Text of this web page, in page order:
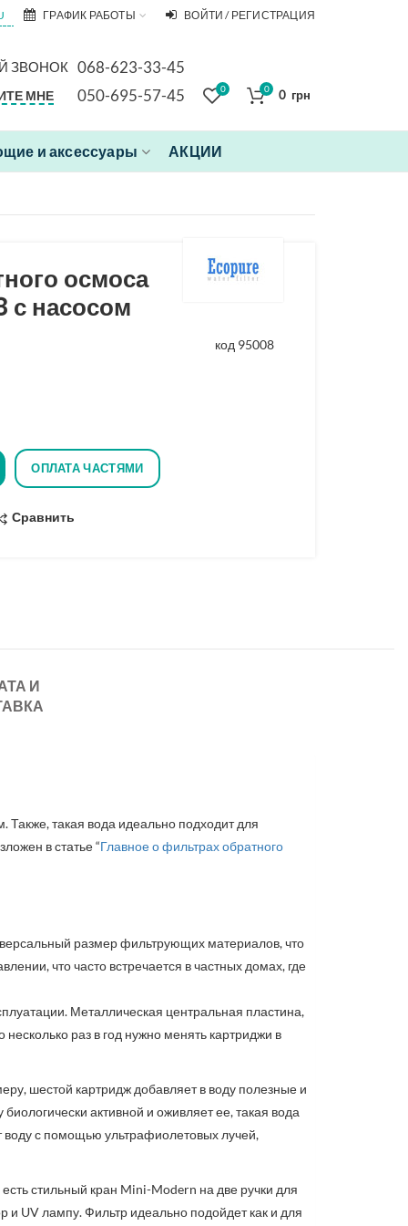
ГРАФИК РАБОТЫ ВОЙТИ / РЕГИСТРАЦИЯ
ЗВОНОК 068-623-33-45
МНЕ 050-695-57-45 0 0 0 грн
и аксессуары АКЦИИ
осмоса
с насосом
код 95008
ОПЛАТА ЧАСТЯМИ
Сравнить
И
такая вода идеально подходит для
в статье “Главное о фильтрах обратного
размер фильтрующих материалов, что
что часто встречается в частных домах, где
Металлическая центральная пластина,
раз в год нужно менять картриджи в
шестой картридж добавляет в воду полезные и
активной и оживляет ее, такая вода
с помощью ультрафиолетовых лучей,
стильный кран Mini-Modern на две ручки для
UV лампу. Фильтр идеально подойдет как и для